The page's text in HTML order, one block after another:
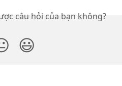
câu hỏi của bạn không?
😃